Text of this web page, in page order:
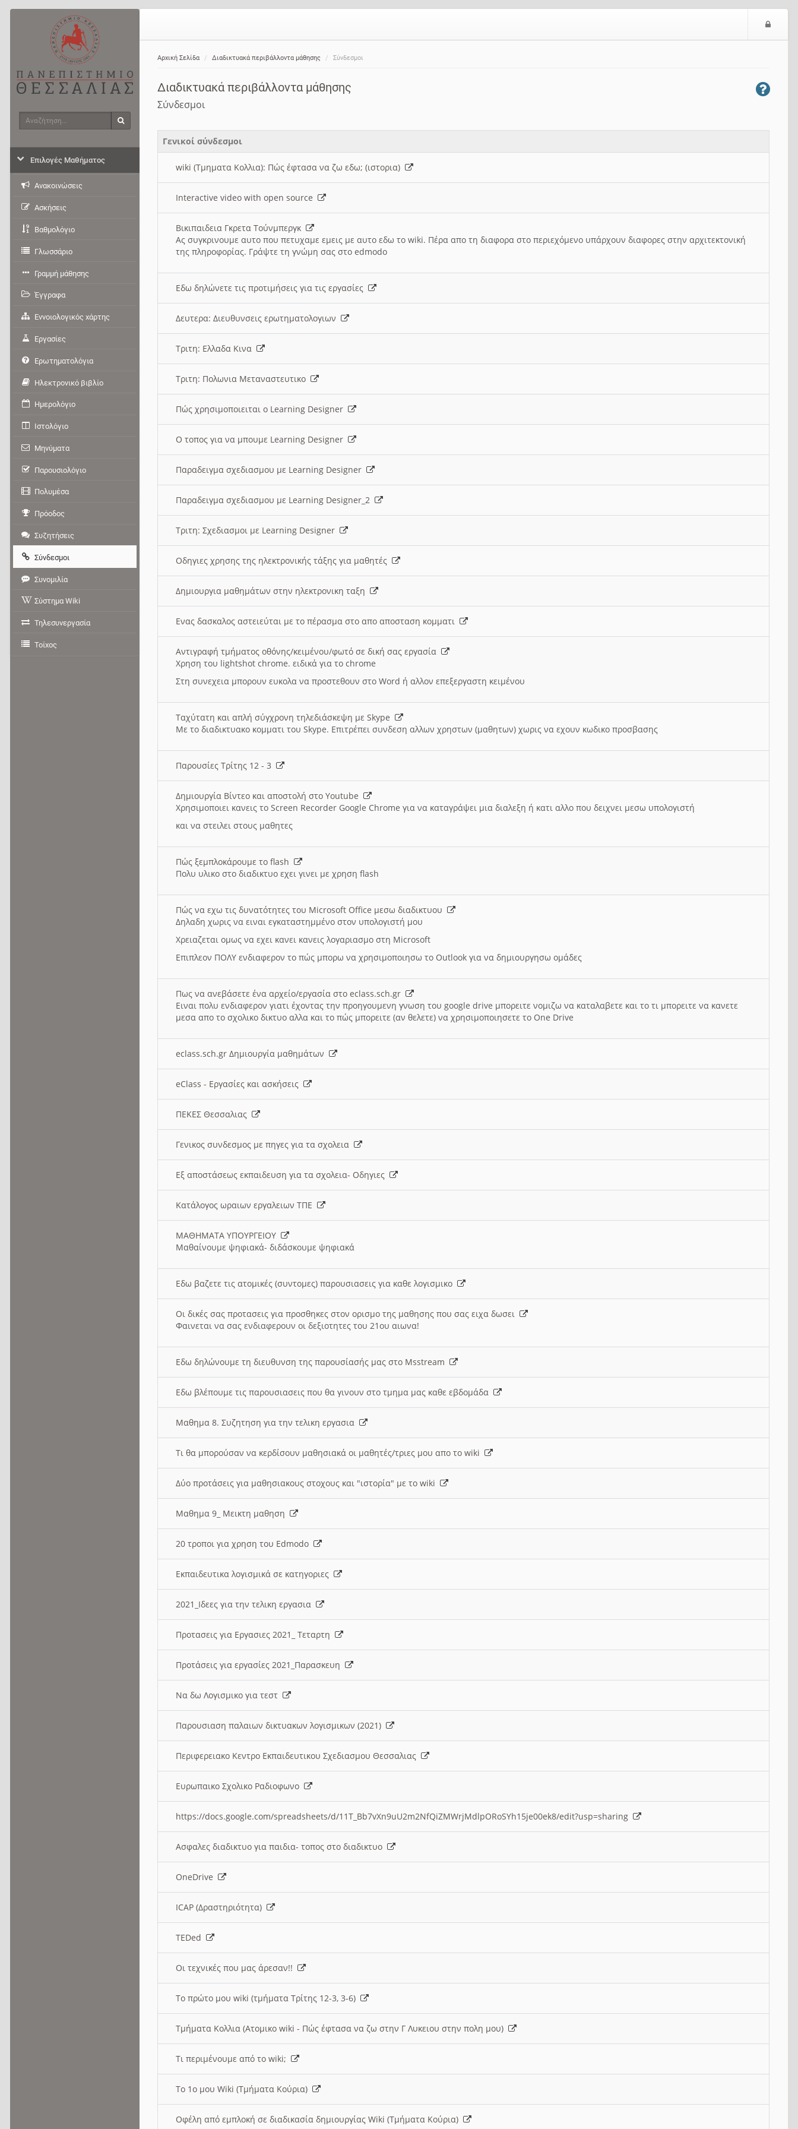
Αρχική Σελίδα Διαδικτυακά περιβάλλοντα μάθησης Σύνδεσμοι
Διαδικτυακά περιβάλλοντα μάθησης
Σύνδεσμοι
Γενικοί σύνδεσμοι
wiki (Τμηματα Κολλια): Πώς έφτασα να ζω εδω; (ιστορια)
Interactive video with open source
Βικιπαιδεια Γκρετα Τούνμπεργκ
Ας συγκρινουμε αυτο που πετυχαμε εμεις με αυτο εδω το wiki. Πέρα απο τη διαφορα στο περιεχόμενο υπάρχουν διαφορες στην αρχιτεκτονική
της πληροφορίας. Γράψτε τη γνώμη σας στο edmodo
Εδω δηλώνετε τις προτιμήσεις για τις εργασίες
Δευτερα: Διευθυνσεις ερωτηματολογιων
Τριτη: Ελλαδα Κινα
Τριτη: Πολωνια Μεταναστευτικο
Πώς χρησιμοποιειται ο Learning Designer
O τοπος για να μπουμε Learning Designer
Παραδειγμα σχεδιασμου με Learning Designer
Παραδειγμα σχεδιασμου με Learning Designer_2
Τριτη: Σχεδιασμοι με Learning Designer
Οδηγιες χρησης της ηλεκτρονικής τάξης για μαθητές
Δημιουργια μαθημάτων στην ηλεκτρονικη ταξη
Ενας δασκαλος αστειεύται με το πέρασμα στο απο αποσταση κομματι
Αντιγραφή τμήματος οθόνης/κειμένου/φωτό σε δική σας εργασία
Χρηση του lightshot chrome. ειδικά για το chrome
Στη συνεχεια μπορουν ευκολα να προστεθουν στο Word ή αλλον επεξεργαστη κειμένου
Ταχύτατη και απλή σύγχρονη τηλεδιάσκεψη με Skype
Με το διαδικτυακο κομματι του Skype. Επιτρέπει συνδεση αλλων χρηστων (μαθητων) χωρις να εχουν κωδικο προσβασης
Παρουσίες Τρίτης 12 - 3
Δημιουργία Βίντεο και αποστολή στο Youtube
Χρησιμοποιει κανεις το Screen Recorder Google Chrome για να καταγράψει μια διαλεξη ή κατι αλλο που δειχνει μεσω υπολογιστή
και να στειλει στους μαθητες
Πώς ξεμπλοκάρουμε το flash
Πολυ υλικο στο διαδικτυο εχει γινει με χρηση flash
Πώς να εχω τις δυνατότητες του Microsoft Office μεσω διαδικτυου
Δηλαδη χωρις να ειναι εγκαταστημμένο στον υπολογιστή μου
Χρειαζεται ομως να εχει κανει κανεις λογαριασμο στη Microsoft
Επιπλεον ΠΟΛΥ ενδιαφερον το πώς μπορω να χρησιμοποιησω το Outlook για να δημιουργησω ομάδες
Πως να ανεβάσετε ένα αρχείο/εργασία στο eclass.sch.gr
Ειναι πολυ ενδιαφερον γιατι έχοντας την προηγουμενη γνωση του google drive μπορειτε νομιζω να καταλαβετε και το τι μπορειτε να κανετε
μεσα απο το σχολικο δικτυο αλλα και το πώς μπορειτε (αν θελετε) να χρησιμοποιησετε το One Drive
eclass.sch.gr Δημιουργία μαθημάτων
eClass - Εργασίες και ασκήσεις
ΠΕΚΕΣ Θεσσαλιας
Γενικος συνδεσμος με πηγες για τα σχολεια
Εξ αποστάσεως εκπαιδευση για τα σχολεια- Οδηγιες
Κατάλογος ωραιων εργαλειων ΤΠΕ
ΜΑΘΗΜΑΤΑ ΥΠΟΥΡΓΕΙΟΥ
Μαθαίνουμε ψηφιακά- διδάσκουμε ψηφιακά
Εδω βαζετε τις ατομικές (συντομες) παρουσιασεις για καθε λογισμικο
Οι δικές σας προτασεις για προσθηκες στον ορισμο της μαθησης που σας ειχα δωσει
Φαινεται να σας ενδιαφερουν οι δεξιοτητες του 21ου αιωνα!
Εδω δηλώνουμε τη διευθυνση της παρουσίασής μας στο Msstream
Εδω βλέπουμε τις παρουσιασεις που θα γινουν στο τμημα μας καθε εβδομάδα
Μαθημα 8. Συζητηση για την τελικη εργασια
Τι θα μπορούσαν να κερδίσουν μαθησιακά οι μαθητές/τριες μου απο το wiki
Δύο προτάσεις για μαθησιακους στοχους και "ιστορία" με το wiki
Μαθημα 9_ Μεικτη μαθηση
20 τροποι για χρηση του Edmodo
Εκπαιδευτικα λογισμικά σε κατηγοριες
2021_Ιδεες για την τελικη εργασια
Προτασεις για Εργασιες 2021_ Τεταρτη
Προτάσεις για εργασίες 2021_Παρασκευη
Να δω Λογισμικο για τεστ
Παρουσιαση παλαιων δικτυακων λογισμικων (2021)
Περιφερειακο Κεντρο Εκπαιδευτικου Σχεδιασμου Θεσσαλιας
Ευρωπαικο Σχολικο Ραδιοφωνο
https://docs.google.com/spreadsheets/d/11T_Bb7vXn9uU2m2NfQiZMWrjMdlpORoSYh15je00ek8/edit?usp=sharing
Ασφαλες διαδικτυο για παιδια- τοπος στο διαδικτυο
OneDrive
ICAP (Δραστηριότητα)
TEDed
Οι τεχνικές που μας άρεσαν!!
Το πρώτο μου wiki (τμήματα Τρίτης 12-3, 3-6)
Τμήματα Κολλια (Ατομικο wiki - Πώς έφτασα να ζω στην Γ Λυκειου στην πολη μου)
Τι περιμένουμε από το wiki;
Το 1ο μου Wiki (Τμήματα Κούρια)
Οφέλη από εμπλοκή σε διαδικασία δημιουργίας Wiki (Τμήματα Κούρια)
Αναζήτηση
Επιλογές Μαθήματος
Ανακοινώσεις
Ασκήσεις
Βαθμολόγιο
Γλωσσάριο
Γραμμή μάθησης
Έγγραφα
Εννοιολογικός χάρτης
Εργασίες
Ερωτηματολόγια
Ηλεκτρονικό βιβλίο
Ημερολόγιο
Ιστολόγιο
Μηνύματα
Παρουσιολόγιο
Πολυμέσα
Πρόοδος
Συζητήσεις
Σύνδεσμοι
Συνομιλία
Σύστημα Wiki
Τηλεσυνεργασία
Τοίχος